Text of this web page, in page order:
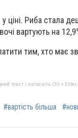
у ціні. Риба стала
вартують на
тим, хто має
текст і натисніть Ctrl +
#вартість більша